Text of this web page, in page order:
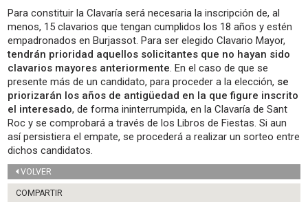
Para constituir la Clavaría será necesaria la inscripción de, al
menos, 15 clavarios que tengan cumplidos los 18 años y estén
empadronados en Burjassot. Para ser elegido Clavario Mayor,
tendrán prioridad aquellos solicitantes que no hayan sido
clavarios mayores anteriormente. En el caso de que se
presente más de un candidato, para proceder a la elección, se
priorizarán los años de antigüedad en la que figure inscrito
el interesado, de forma ininterrumpida, en la Clavaría de Sant
Roc y se comprobará a través de los Libros de Fiestas. Si aun
así persistiera el empate, se procederá a realizar un sorteo entre
dichos candidatos.
VOLVER
COMPARTIR